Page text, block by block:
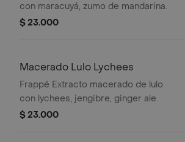
con maracuyá, zumo de mandarina.
$ 23.000
Macerado Lulo Lychees
Frappé Extracto macerado de lulo
con lychees, jengibre, ginger ale.
$ 23.000